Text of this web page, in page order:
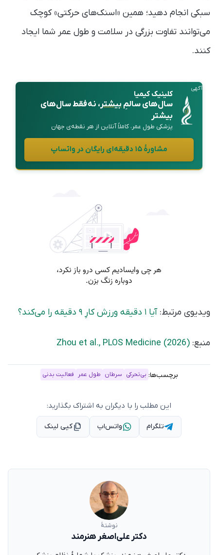
سبکی انجام دهید؛ همین «اسنک‌های حرکتی» کوچک
می‌توانند تفاوت بزرگی در سلامت و طول عمر شما ایجاد
کنند.
آگهی
کلینیک کیمیا
سال‌های سالمِبیشتر، نه فقط سال‌های
بیشتر
پزشکی طول عمر، کاملاً آنلاین از هر نقطه‌ی جهان
مشاورهٔ ۱۵ دقیقه‌ای رایگان در واتساپ
ویدیوی مرتبط:آیا ۱ دقیقه ورزش کارِ ۹ دقیقه را می‌کند؟
منبع: Zhou et al., PLOS Medicine (2026)
برچسب‌ها: بی‌تحرکی سرطان طول عمر فعالیت بدنی
این مطلب را با دیگران به اشتراک بگذارید:
تلگرام واتس‌اپ کپی لینک
نوشتهٔ
دکتر علی‌اصغر هنرمند